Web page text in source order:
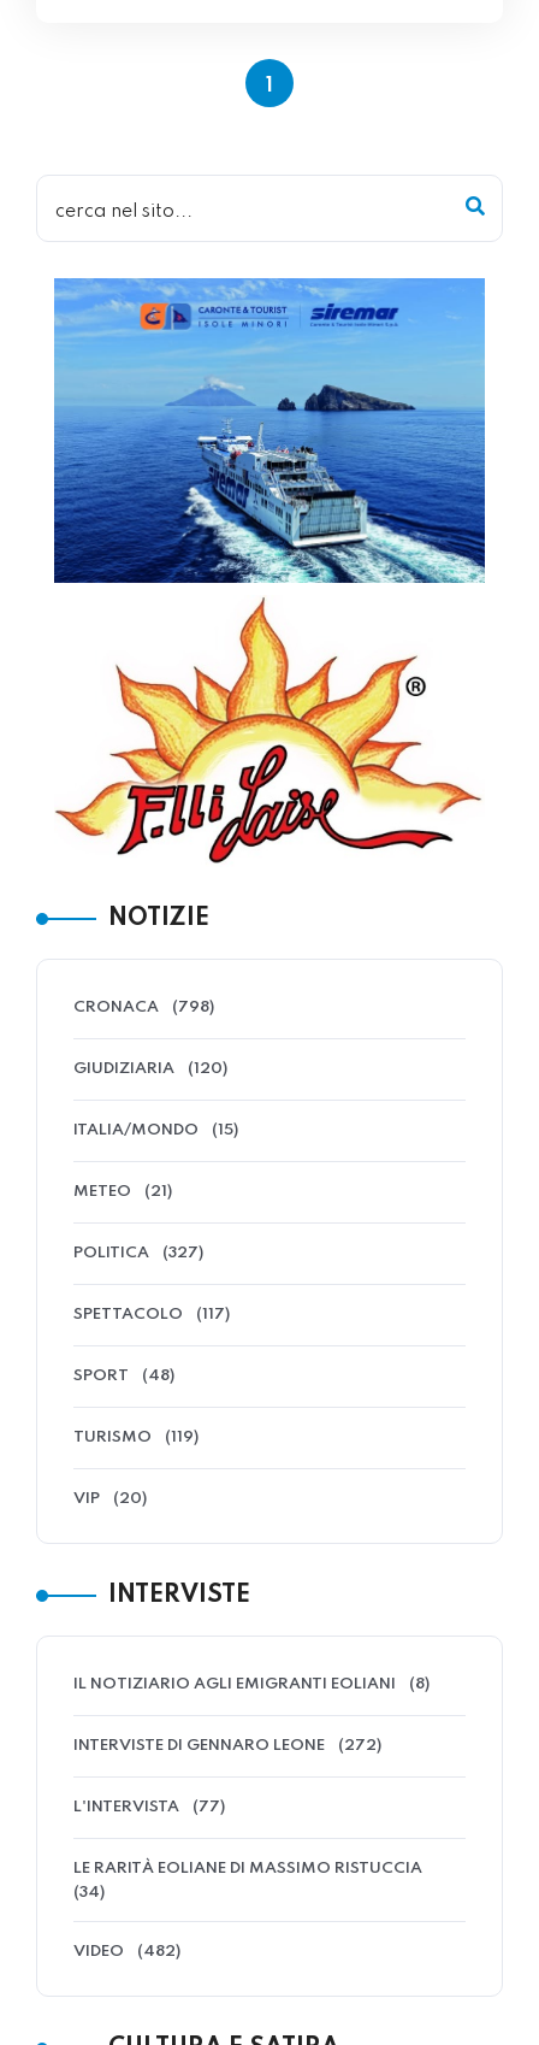
NOTIZIE
CRONACA (798)
GIUDIZIARIA (120)
ITALIA/MONDO (15)
METEO (21)
POLITICA (327)
SPETTACOLO (117)
SPORT (48)
TURISMO (119)
VIP (20)
INTERVISTE
IL NOTIZIARIO AGLI EMIGRANTI EOLIANI (8)
INTERVISTE DI GENNARO LEONE (272)
L'INTERVISTA (77)
LE RARITÀ EOLIANE DI MASSIMO RISTUCCIA
(34)
VIDEO (482)